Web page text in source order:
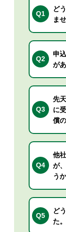
Q1
ど
ま
Q2
申
が
Q3
先
に
償
Q4
他
が
う
Q5
ど
た